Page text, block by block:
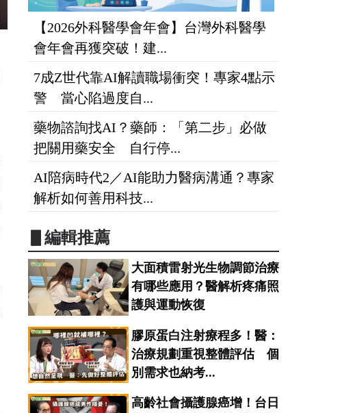
【2026外科醫學會年會】台灣外科醫學
會年會再獲突破！建...
7成Z世代靠AI解讀職場衝突！專家4點示
警 當心陷過度自...
藥物諮詢找AI？藥師：「第二步」必做
把關用藥安全 自行停...
AI陪病時代2／AI能助力醫病溝通？專家
解析如何善用科技...
▋編輯推薦
大面積雷射光生物調節治療
有哪些應用？醫解析疼痛照
護與運動恢復
膠原蛋白注射療程多！醫：
治療規劃重視整體評估 個
別需求也納考...
高齡社會攝護腺癌增！台日